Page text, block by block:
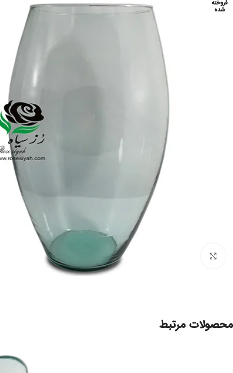
فروخته
شده
محصولات مرتبط